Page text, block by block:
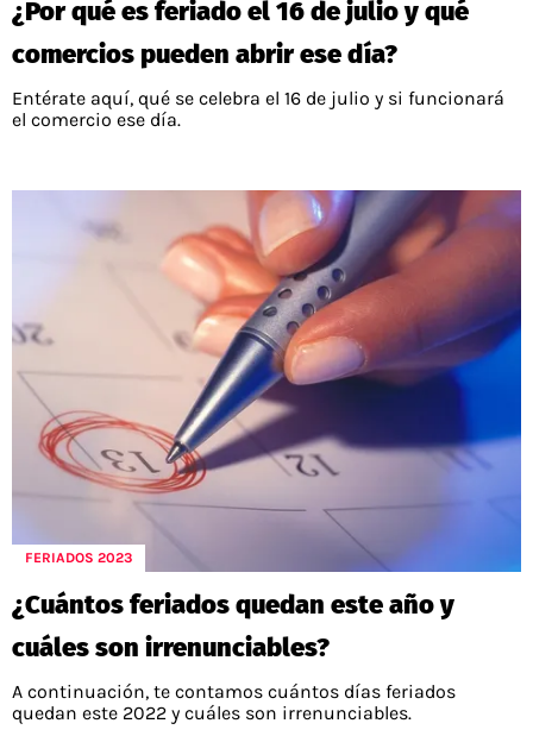
¿Por qué es feriado el 16 de julio y qué
comercios pueden abrir ese día?
Entérate aquí, qué se celebra el 16 de julio y si funcionará
el comercio ese día.
FERIADOS 2023
¿Cuántos feriados quedan este año y
cuáles son irrenunciables?
A continuación, te contamos cuántos días feriados
quedan este 2022 y cuáles son irrenunciables.